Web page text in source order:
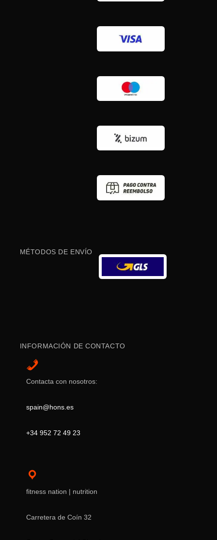
MÉTODOS DE ENVÍO
INFORMACIÓN DE CONTACTO
Contacta con nosotros:
spain@hons.es
+34 952 72 49 23
fitness nation | nutrition
Carretera de Coín 32